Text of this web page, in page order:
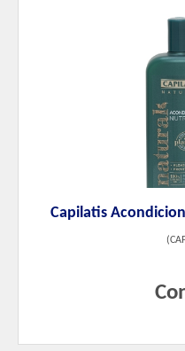
Capilatis
(